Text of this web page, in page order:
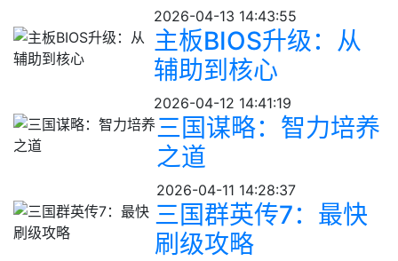
2026-04-13 14:43:55
主板BIOS升级：从
辅助到核心
2026-04-12 14:41:19
三国谋略：智力培养
之道
2026-04-11 14:28:37
三国群英传7：最快
刷级攻略